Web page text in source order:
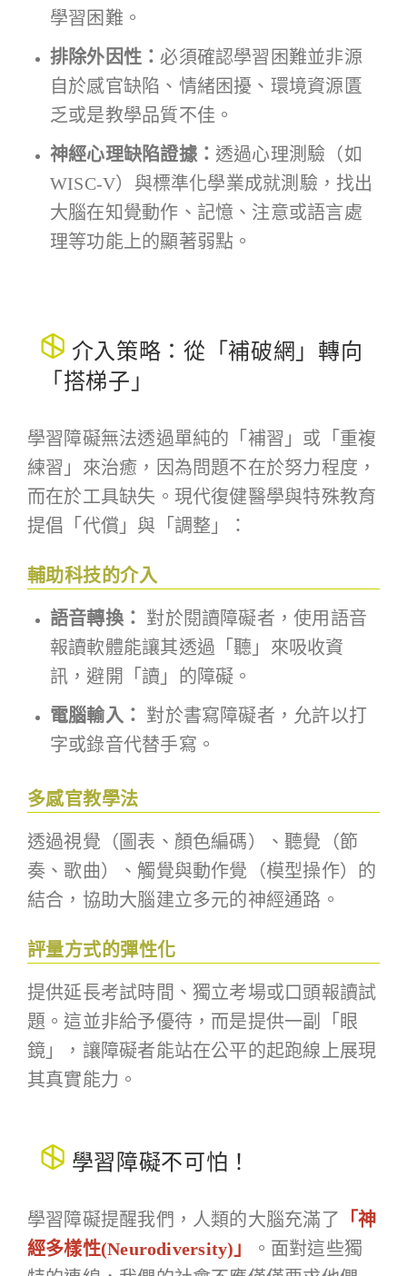
學習困難。
排除外因性：必須確認學習困難並非源
自於感官缺陷、情緒困擾、環境資源匱
乏或是教學品質不佳。
神經心理缺陷證據： 透過心理測驗（如
WISC-V）與標準化學業成就測驗，找出
大腦在知覺動作、記憶、注意或語言處
理等功能上的顯著弱點。
介入策略：從「補破網」轉向
「搭梯子」
學習障礙無法透過單純的「補習」或「重複
練習」來治癒，因為問題不在於努力程度，
而在於工具缺失。現代復健醫學與特殊教育
提倡「代償」與「調整」：
輔助科技的介入
語音轉換： 對於閱讀障礙者，使用語音
報讀軟體能讓其透過「聽」來吸收資
訊，避開「讀」的障礙。
電腦輸入： 對於書寫障礙者，允許以打
字或錄音代替手寫。
多感官教學法
透過視覺（圖表、顏色編碼）、聽覺（節
奏、歌曲）、觸覺與動作覺（模型操作）的
結合，協助大腦建立多元的神經通路。
評量方式的彈性化
提供延長考試時間、獨立考場或口頭報讀試
題。這並非給予優待，而是提供一副「眼
鏡」，讓障礙者能站在公平的起跑線上展現
其真實能力。
學習障礙不可怕！
學習障礙提醒我們，人類的大腦充滿了 「神
經多樣性(Neurodiversity)」
。面對這些獨